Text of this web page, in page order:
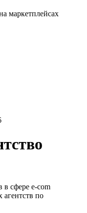
маркетплейсах
в сфере e-com
по